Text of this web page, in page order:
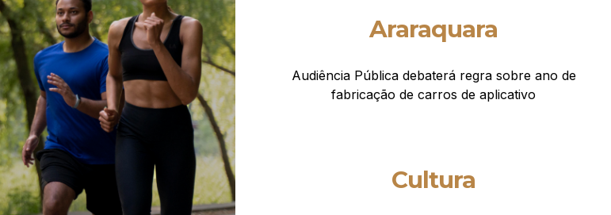
Araraquara
Audiência Pública debaterá regra sobre ano de
fabricação de carros de aplicativo
Cultura